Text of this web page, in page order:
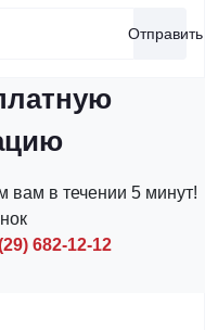
Отправить
вам в течении 5 минут!
682-12-12